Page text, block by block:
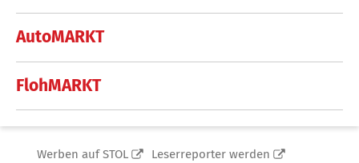
AutoMARKT
FlohMARKT
Werben auf STOL
Leserreporter werden